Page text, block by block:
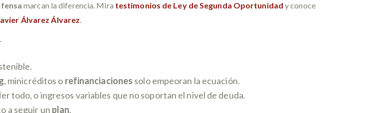
marcan la diferencia. Mira testimonios de Ley de Segunda Oportunidad y conoce
Álvarez Álvarez.
, minicréditos o refinanciaciones solo empeoran la ecuación.
todo, o ingresos variables que no soportan el nivel de deuda.
a seguir un plan.